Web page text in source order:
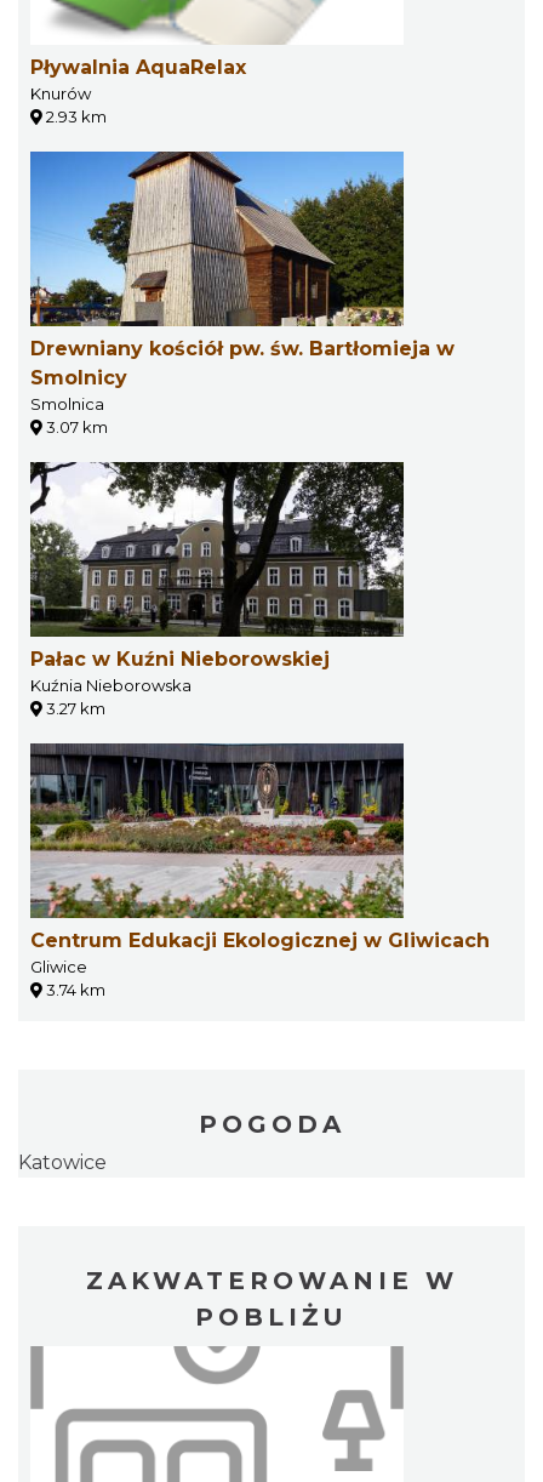
Pływalnia AquaRelax
Knurów
2.93 km
Drewniany kościół pw. św. Bartłomieja w
Smolnicy
Smolnica
3.07 km
Pałac w Kuźni Nieborowskiej
Kuźnia Nieborowska
3.27 km
Centrum Edukacji Ekologicznej w Gliwicach
Gliwice
3.74 km
POGODA
Katowice
ZAKWATEROWANIE W
POBLIŻU